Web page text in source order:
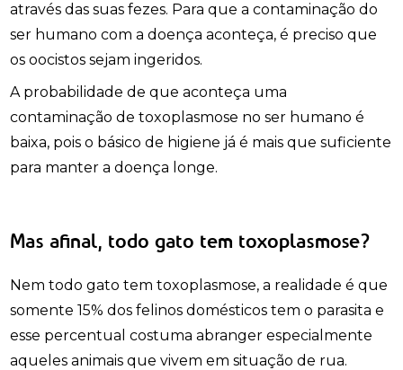
através das suas fezes. Para que a contaminação do
ser humano com a doença aconteça, é preciso que
os oocistos sejam ingeridos.
A probabilidade de que aconteça uma
contaminação de toxoplasmose no ser humano é
baixa, pois o básico de higiene já é mais que suficiente
para manter a doença longe.
Mas afinal, todo gato tem toxoplasmose?
Nem todo gato tem toxoplasmose, a realidade é que
somente 15% dos felinos domésticos tem o parasita e
esse percentual costuma abranger especialmente
aqueles animais que vivem em situação de rua.